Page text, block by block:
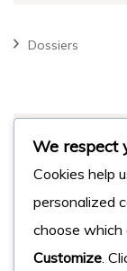
Dossiers
Connexion
We respect
Cookies help
personalized
choose which
Customize .